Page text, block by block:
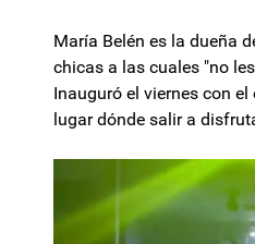
María Belén es la dueña
chicas a las cuales "no
Inauguró el viernes con
lugar dónde salir a